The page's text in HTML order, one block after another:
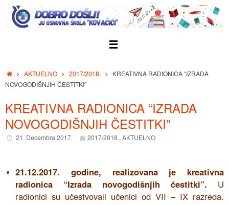
Skip
content
HomeAKTUELNO 2017/2018.
KREATIVNA RADIONICA “IZRADA
NOVOGODIŠNJIH ČESTITKI”
KREATIVNA RADIONICA “IZRADA
NOVOGODIŠNJIH ČESTITKI”
21. Decembra 2017. 2017/2018.,AKTUELNO
21.12.2017. godine, realizovana je kreativna
radionica “Izrada novogodišnjih čestitki”. U
radionici su učestvovali učenici od VII – IX razreda.